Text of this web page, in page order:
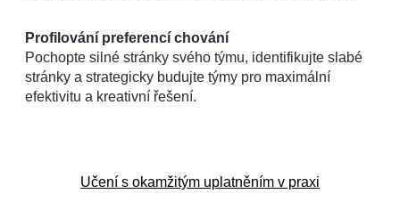
Profilování preferencí chování
Pochopte silné stránky svého týmu, identifikujte slabé
stránky a strategicky budujte týmy pro maximální
efektivitu a kreativní řešení.
Učení s okamžitým uplatněním v praxi